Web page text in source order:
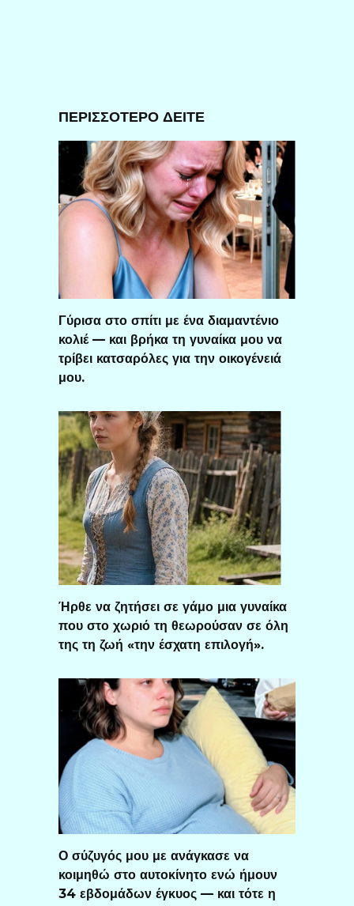
ΠΕΡΙΣΣΟΤΕΡΟ ΔΕΙΤΕ
Γύρισα στο σπίτι με ένα διαμαντένιο
κολιέ — και βρήκα τη γυναίκα μου να
τρίβει κατσαρόλες για την οικογένειά
μου.
Ήρθε να ζητήσει σε γάμο μια γυναίκα
που στο χωριό τη θεωρούσαν σε όλη
της τη ζωή «την έσχατη επιλογή».
Ο σύζυγός μου με ανάγκασε να
κοιμηθώ στο αυτοκίνητο ενώ ήμουν
34 εβδομάδων έγκυος — και τότε η